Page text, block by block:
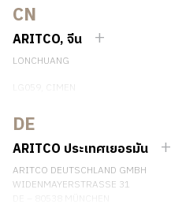
CN
ARITCO, จีน
LONCHUANG
LG059, CIMEN
SHANGHAI, CHINA
EMAIL:INFO.CHINA@ARITCO.COM
เบอร์โทรศัพท์: +86 400 6233 121
ติดต่อเรา
DE
ARITCO ประเทศเยอรมัน
ARITCO DEUTSCHLAND GMBH
WIDENMAYERSTRASSE 31